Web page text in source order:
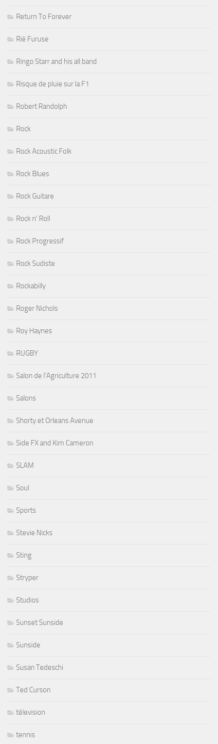
Return To Forever
Rié Furuse
Ringo Starr and his all band
Risque de pluie sur la F1
Robert Randolph
Rock
Rock Acoustic Folk
Rock Blues
Rock Guitare
Rock n' Roll
Rock Progressif
Rock Sudiste
Rockabilly
Roger Nichols
Roy Haynes
RUGBY
Salon de l'Agriculture 2011
Salons
Shorty et Orleans Avenue
Side FX and Kim Cameron
SLAM
Soul
Sports
Stevie Nicks
Sting
Stryper
Studios
Sunset Sunside
Sunside
Susan Tedeschi
Ted Curson
télevision
tennis